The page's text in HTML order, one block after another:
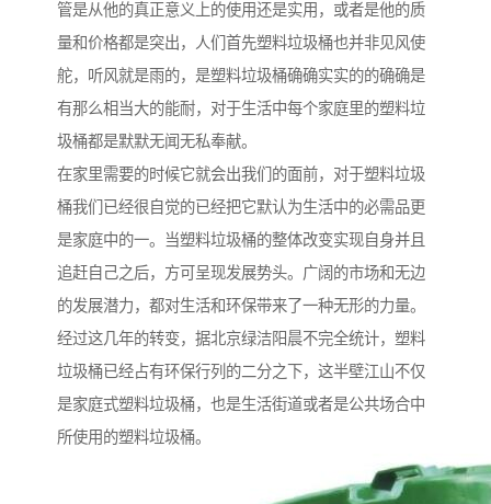
管是从他的真正意义上的使用还是实用，或者是他的质
量和价格都是突出，人们首先塑料垃圾桶也并非见风使
舵，听风就是雨的，是塑料垃圾桶确确实实的的确确是
有那么相当大的能耐，对于生活中每个家庭里的塑料垃
圾桶都是默默无闻无私奉献。
在家里需要的时候它就会出我们的面前，对于塑料垃圾
桶我们已经很自觉的已经把它默认为生活中的必需品更
是家庭中的一。当塑料垃圾桶的整体改变实现自身并且
追赶自己之后，方可呈现发展势头。广阔的市场和无边
的发展潜力，都对生活和环保带来了一种无形的力量。
经过这几年的转变，据北京绿洁阳晨不完全统计，塑料
垃圾桶已经占有环保行列的二分之下，这半壁江山不仅
是家庭式塑料垃圾桶，也是生活街道或者是公共场合中
所使用的塑料垃圾桶。